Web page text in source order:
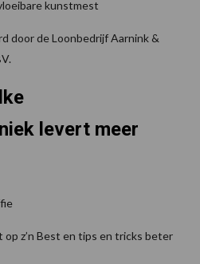
kunstmest
door de Loonbedrijf Aarnink &
levert meer
z’n Best en tips en tricks beter